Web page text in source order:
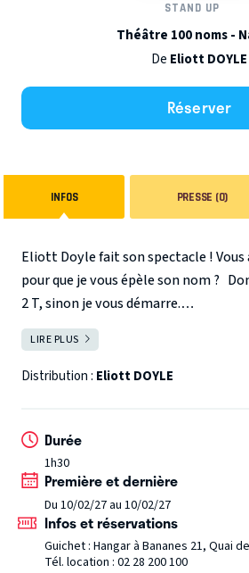
STAND UP
Théâtre 100 noms -
De Eliott DOYLE
Réserver
INFOS PRESSE (0)
Eliott Doyle fait son spectacle ! Vous
pour que je vous épèle son nom ?
2 T, sinon je vous démarre.
Doyle avec un D comme dans « Donc
prendre votre place, en fait. »
c’est Micheeeel euh, tu donnes pas
quelques concepts ensemble pour
L comme « Lapeyre, y en a pas deux. »
E comme « Et toi du coup tu la
? Ah ok ! Nous on était dans la même
Ouais. Par contre parle bien parce
moment je pète un câble en fait.
LIRE PLUS
Distribution : Eliott DOYLE
Durée
1h30
Première et dernière
Du 10/02/27 au 10/02/27
Infos et réservations
Guichet : Hangar à Bananes 21, Quai
Tél. location : 02 28 200 100